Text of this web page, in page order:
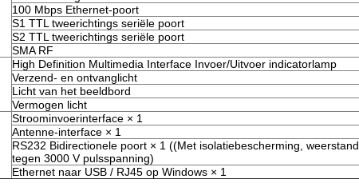
100 Mbps Ethernet-poort
S1 TTL tweerichtings seriële poort
S2 TTL tweerichtings seriële poort
SMA RF
High Definition Multimedia Interface Invoer/Uitvoer indicatorlamp
Verzend- en ontvanglicht
Licht van het beeldbord
Vermogen licht
Stroominvoerinterface × 1
Antenne-interface × 1
RS232 Bidirectionele poort × 1 ((Met isolatiebescherming, weerstand
tegen 3000 V pulsspanning)
Ethernet naar USB / RJ45 op Windows × 1